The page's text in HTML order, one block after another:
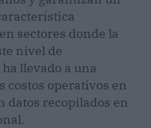
sectores donde la
nivel de
llevado a una
costos operativos en
datos recopilados en